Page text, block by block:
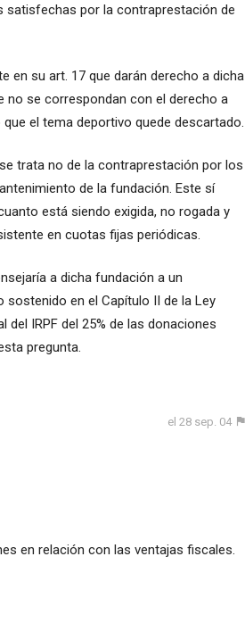
por la contraprestación de
en su art. 17 que darán derecho a dicha
se correspondan con el derecho a
el tema deportivo quede descartado.
trata no de la contraprestación por los
de la fundación. Este sí
está siendo exigida, no rogada y
en cuotas fijas periódicas.
a dicha fundación a un
en el Capítulo II de la Ley
IRPF del 25% de las donaciones
pregunta.
el 28 sep. 04
en relación con las ventajas fiscales.